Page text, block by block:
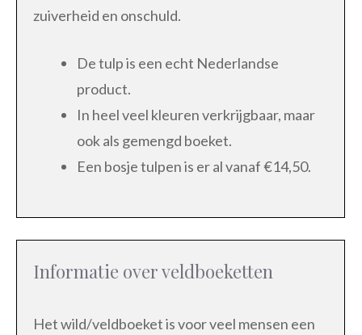
zuiverheid en onschuld.
De tulp is een echt Nederlandse
product.
In heel veel kleuren verkrijgbaar, maar
ook als gemengd boeket.
Een bosje tulpen is er al vanaf €14,50.
Informatie over veldboeketten
Het wild/veldboeket is voor veel mensen een